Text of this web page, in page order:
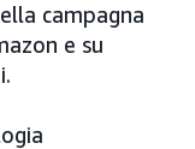
campagna
e su